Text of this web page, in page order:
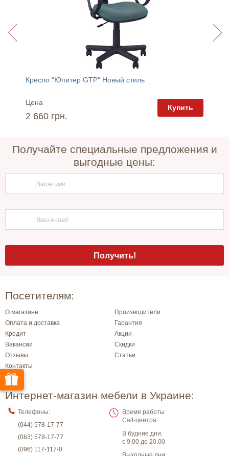
Кресло "Юпитер GTP" Новый стиль
Цена
2 660 грн.
Купить
Получайте специальные предложения и
выгодные цены:
Посетителям:
О магазине
Производители
Оплата и доставка
Гарантия
Кредит
Акции
Вакансии
Скидки
Отзывы
Статьи
Контакты
Интернет-магазин мебели в Украине:
Телефоны:
(044) 578-17-77
(063) 578-17-77
(096) 117-117-0
Время работы
Call-центра:
В будние дни:
с 9.00 до 20.00